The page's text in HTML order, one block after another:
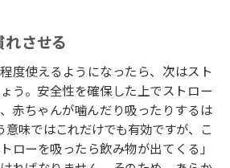
させる
度使えるようになったら、次はスト
う。安全性を確保した上でストロー
赤ちゃんが噛んだり吸ったりするは
意味ではこれだけでも有効ですが、こ
ローを吸ったら飲み物が出てくる」